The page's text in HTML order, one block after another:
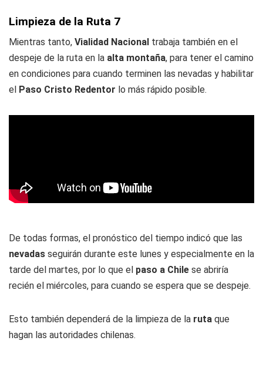
Limpieza de la Ruta 7
Mientras tanto, Vialidad Nacional trabaja también en el
despeje de la ruta en la alta montaña, para tener el camino
en condiciones para cuando terminen las nevadas y habilitar
el Paso Cristo Redentor lo más rápido posible.
De todas formas, el pronóstico del tiempo indicó que las
nevadas seguirán durante este lunes y especialmente en la
tarde del martes, por lo que el paso a Chile se abriría
recién el miércoles, para cuando se espera que se despeje.
Esto también dependerá de la limpieza de la ruta que
hagan las autoridades chilenas.